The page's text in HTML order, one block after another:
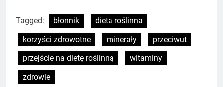
Tagged: błonnik
dieta roślinna
korzyści zdrowotne
minerały
przeciwut
przejście na dietę roślinną
witaminy
zdrowie